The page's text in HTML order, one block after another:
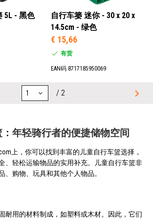
5L - 黑色
自行车篓 迷你 - 30 x 20 x
14.5cm - 绿色
€ 15,66
有货
EAN码 8717185950069
/ 2
年轻骑行者的便捷储物空间
上，你可以找到丰富的儿童自行车篮选择，
、轻松运输物品的实用补充。儿童自行车篮非
、购物、玩具和其他个人物品。
耐用的材料制成，如塑料或木材。因此，它们